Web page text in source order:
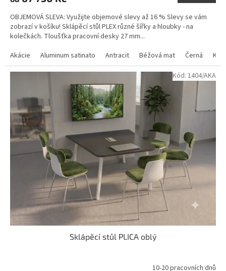
OBJEMOVÁ SLEVA: Využijte objemové slevy až 16 % Slevy se vám
zobrazí v košíku! Sklápěcí stůl PLEX různé šířky a hloubky - na
kolečkách. Tloušťka pracovní desky 27 mm...
Akácie
Aluminum satinato Antracit Béžová mat Černá
Sklápěcí stůl PLICA oblý
10-20 pracovních dnů
Kód: 1404/AKA